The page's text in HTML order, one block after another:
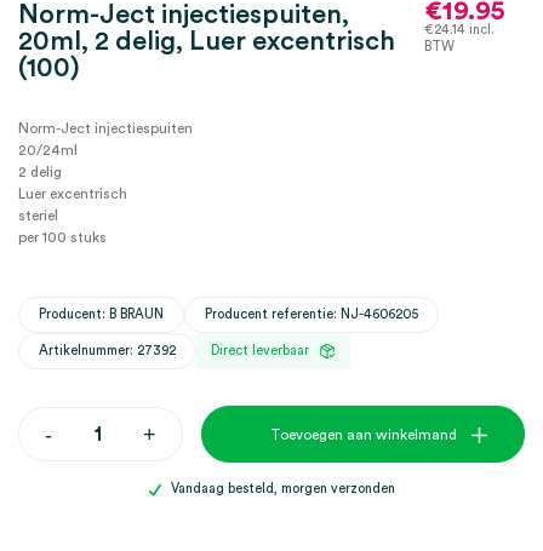
Norm-Ject injectiespuiten,
20ml, 2 delig, Luer excentrisch
(100)
€19.95
€24.14incl.
BTW
Norm-Ject injectiespuiten
20/24ml
2 delig
Luer excentrisch
steriel
per 100 stuks
Producent: B BRAUN Producent referentie: NJ-4606205
Artikelnummer: 27392 Direct leverbaar
-Norm-
+ Toevoegen aan winkelmand
Vandaag besteld, morgen verzonden